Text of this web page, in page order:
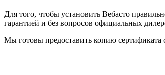
Для того, чтобы установить Вебасто
гарантией и без вопросов официальных
Мы готовы предоставить копию